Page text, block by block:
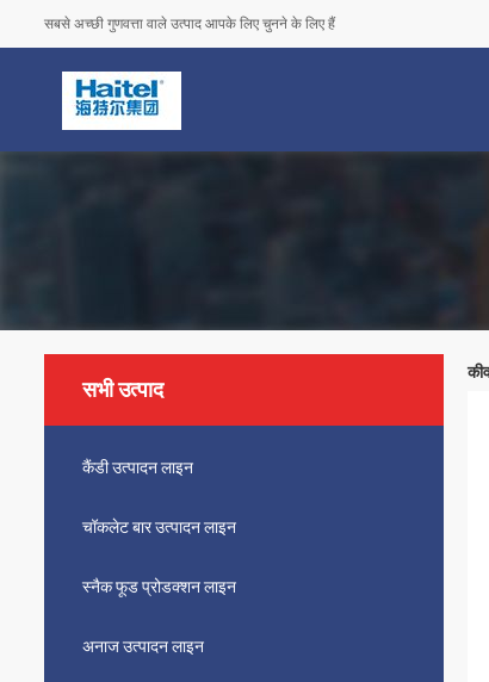
सबसे अच्छी गुणवत्ता वाले उत्पाद आपके लिए चुनने के लिए हैं
सभी उत्पाद
कैंडी उत्पादन लाइन
चॉकलेट बार उत्पादन लाइन
स्नैक फूड प्रोडक्शन लाइन
अनाज उत्पादन लाइन